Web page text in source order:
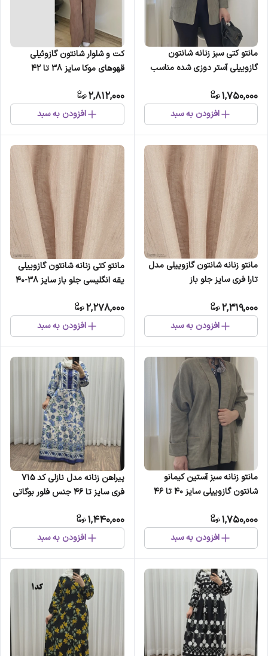
مانتو کتی سبز زنانه شانتون
گازوییلی آستر دوزی شده مناسب
1,750,000
افزودن به سبد
کت و شلوار شانتون گازوئیلی
قهوهای موکا سایز 38 تا 42
2,812,000
افزودن به سبد
مانتو زنانه شانتون گازوییلی مدل
تارا فری سایز جلو باز
2,319,000
افزودن به سبد
مانتو کتی زنانه شانتون گازوییلی
یقه انگلیسی جلو باز سایز 38-40
2,278,000
افزودن به سبد
مانتو زنانه سبز آستین کیمانو
شانتون گازوییلی سایز 40 تا 46
1,750,000
افزودن به سبد
پیراهن زنانه مدل نازلی کد 715
فری سایز تا 46 جنس فلور بوگاتی
کمربند دارد جلوی کار دکمه دارد
1,440,000
افزودن به سبد